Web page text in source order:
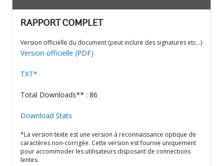
RAPPORT COMPLET
Version officielle du document (peut inclure des signatures etc…)
Version officielle (PDF)
TXT*
Total Downloads** : 86
Download Stats
*La version texte est une version à reconnaissance optique de
caractères non-corrigée. Cette version est fournie uniquement
pour accommoder les utilisateurs disposant de connections
lentes.